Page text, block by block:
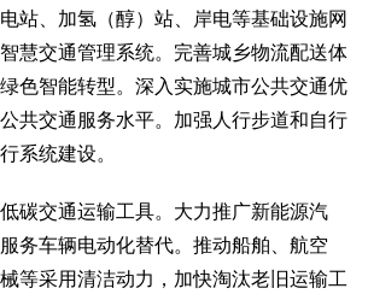
站、加氢（醇）站、岸电等基础设施网
慧交通管理系统。完善城乡物流配送体
色智能转型。深入实施城市公共交通优
共交通服务水平。加强人行步道和自行
系统建设。
交通运输工具。大力推广新能源汽
务车辆电动化替代。推动船舶、航空
等采用清洁动力，加快淘汰老旧运输工